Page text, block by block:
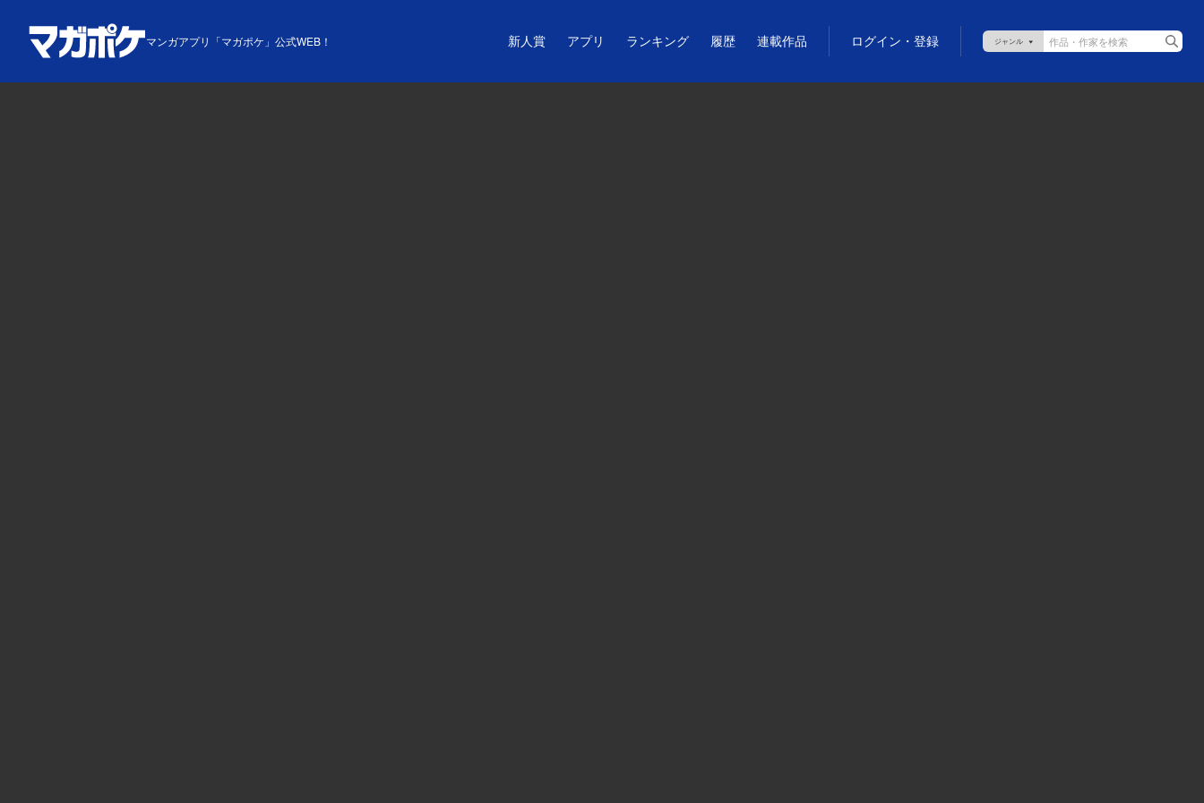
マンガアプリ「マガポケ」公式WEB！ 新人賞 アプリ ランキング 履歴 連載作品 ログイン・登録